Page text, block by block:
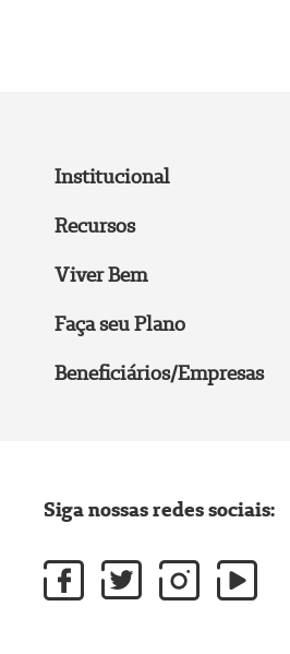
Institucional
Recursos
Viver Bem
Faça seu Plano
Beneficiários/Empresas
Siga nossas redes sociais: